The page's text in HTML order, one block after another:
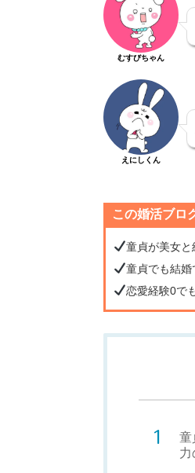
むすびちゃん
えにしくん
この婚活ブロ
童貞が美女と
童貞でも結婚
恋愛経験0で
童
力